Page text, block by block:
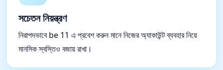
সচেতন নিয়ন্ত্রণ
নিরাপদভাবে be 11 এ প্রবেশ করুন মানে নিজের অ্যাকাউন্ট ব্যবহার নিয়ে
মানসিক স্বস্তিও বজায় রাখা।